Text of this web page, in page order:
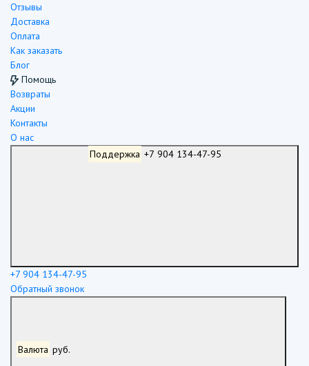
Отзывы
Доставка
Оплата
Как заказать
Блог
Помощь
Возвраты
Акции
Контакты
О нас
Поддержка
+7 904 134-47-95
Обратный звонок
Валюта руб.